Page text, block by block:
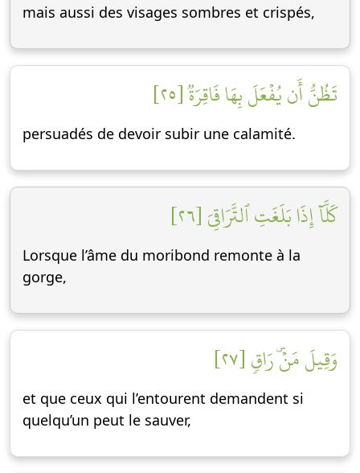
mais aussi des visages sombres et crispés,
تَظُنُّ أَن يُفۡعَلَ بِهَا فَاقِرَةٞ [٢٥]
persuadés de devoir subir une calamité.
كَلَّآ إِذَا بَلَغَتِ ٱلتَّرَاقِيَ [٢٦]
Lorsque l’âme du moribond remonte à la
gorge,
وَقِيلَ مَنۡۜ رَاقٖ [٢٧]
et que ceux qui l’entourent demandent si
quelqu’un peut le sauver,